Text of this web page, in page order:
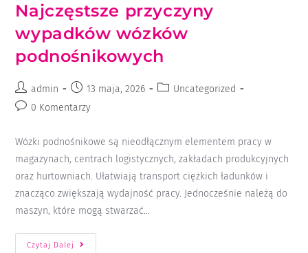
Najczęstsze przyczyny
wypadków wózków
podnośnikowych
admin 13 maja, 2026
Uncategorized
0 Komentarzy
Wózki podnośnikowe są nieodłącznym elementem pracy w
magazynach, centrach logistycznych, zakładach produkcyjnych
oraz hurtowniach. Ułatwiają transport ciężkich ładunków i
znacząco zwiększają wydajność pracy. Jednocześnie należą do
maszyn, które mogą stwarzać…
Czytaj Dalej